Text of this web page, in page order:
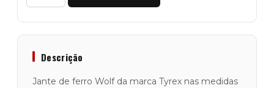
Jante
ET
"Wolf
Descrição
Jante de ferro Wolf da marca Tyrex nas medidas